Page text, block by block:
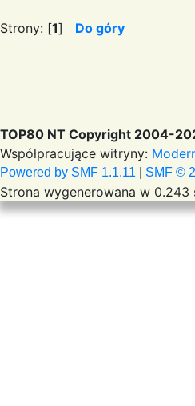
Strony: [1] Do góry
TOP80 NT Copyright 2004-
Współpracujące witryny:
Powered by SMF 1.1.11 SMF ©
Strona wygenerowana w